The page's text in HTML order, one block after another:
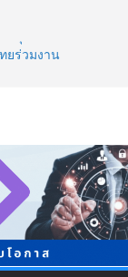
อุตสาหกรรมเซ
ร่วมงาน
งาน Hug
ผนึกกว่า 50
ก คาดเงินสะพัด
ะทะ ฟิลิปปินส์ ใน
ลด์ข้ามประเทศ